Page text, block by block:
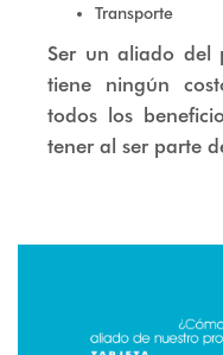
Transporte
Ser un aliado del
tiene ningún
todos los
tener al ser parte